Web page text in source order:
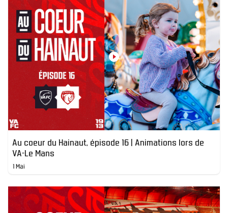
Au coeur du Hainaut, épisode 16 | Animations lors de
VA-Le Mans
1 Mai